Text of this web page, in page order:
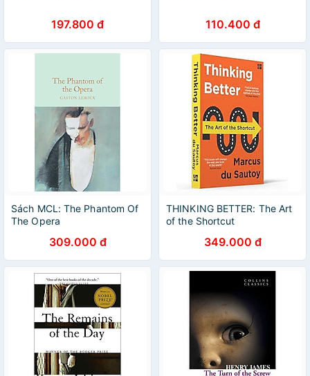
197.800 đ 110.400 đ
Sách MCL: The Phantom Of
The Opera
309.000 đ
THINKING BETTER: The Art
of the Shortcut
349.000 đ